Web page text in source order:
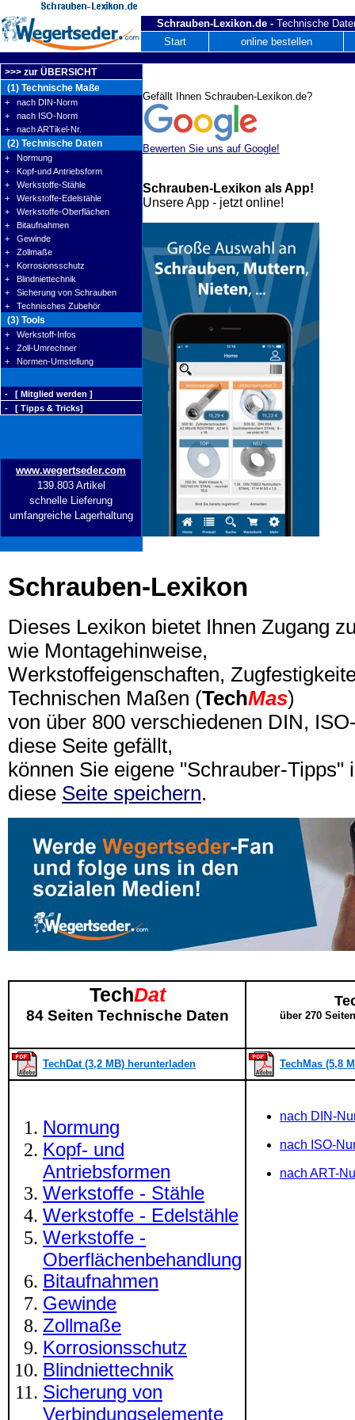
Schrauben-Lexikon.de - Technische
Start
online bestellen
>>> zur ÜBERSICHT
(1) Technische Maße
+ nach DIN-Norm
+ nach ISO-Norm
+ nach ARTikel-Nr.
(2) Technische Daten
+ Normung
+ Kopf-und Antriebsform
+ Werkstoffe-Stähle
+ Werkstoffe-Edelstähle
+ Werkstoffe-Oberflächen
+ Bitaufnahmen
+ Gewinde
+ Zollmaße
+ Korrosionsschutz
+ Blindniettechnik
+ Sicherung von Schrauben
+ Technisches Zubehör
(3) Tools
+ Werkstoff-Infos
+ Zoll-Umrechner
+ Normen-Umstellung
- [ Mitglied werden ]
- [ Tipps & Tricks]
www.wegertseder.com
139.803 Artikel
schnelle Lieferung
umfangreiche Lagerhaltung
Schrauben-Lexikon
Dieses Lexikon bietet Ihnen Zugang
wie Montagehinweise,
Werkstoffeigenschaften,
Technischen Maßen (TechMas)
von über 800 verschiedenen DIN,
diese Seite gefällt,
können Sie eigene "Schrauber-Tipps"
diese Seite speichern.
TechDat
84 Seiten Technische Daten über 270
TechDat (3,2 MB) herunterladen TechMas (5,8
Normung
Kopf- und
Antriebsformen
Werkstoffe - Stähle
Werkstoffe - Edelstähle
Werkstoffe -
Oberflächenbehandlung
Bitaufnahmen
Gewinde
Zollmaße
Korrosionsschutz
Blindniettechnik
Sicherung von
Verbindungselemente
nach DIN-
nach ISO-
nach ART-
Gefällt Ihnen Schrauben-Lexikon.de?
Bewerten Sie uns auf Google!
Schrauben-Lexikon als App!
Unsere App - jetzt online!